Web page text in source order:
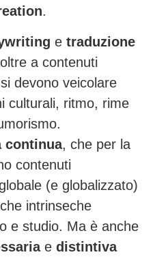
.
e traduzione
a contenuti
devono veicolare
culturali, ritmo, rime
continua, che per la
contenuti
(e globalizzato)
intrinseche
e studio. Ma è anche
e distintiva